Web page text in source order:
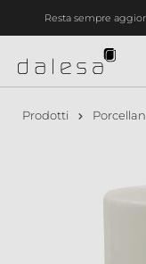
principale
Resta sempre
Prodotti